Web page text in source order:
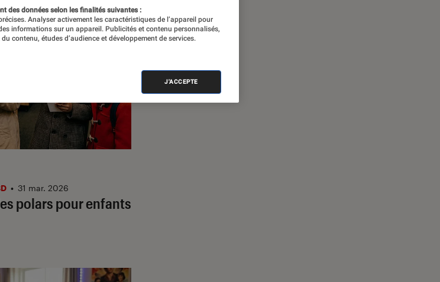
polars pour enfants
• 31 mar. 2026
des données selon les finalités suivantes :
Analyser activement les caractéristiques de l’appareil pour
informations sur un appareil. Publicités et contenu personnalisés,
contenu, études d’audience et développement de services.
J'ACCEPTE